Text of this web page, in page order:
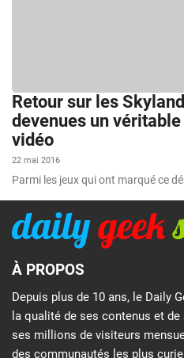
Retour sur les
devenues un
vidéo
22 mai 2016
Parmi les jeux qui ont marqué ce
À PROPOS
Depuis plus de 10 ans, le Daily
la qualité de ses contenus et
ses millions de visiteurs
des communautés les plus